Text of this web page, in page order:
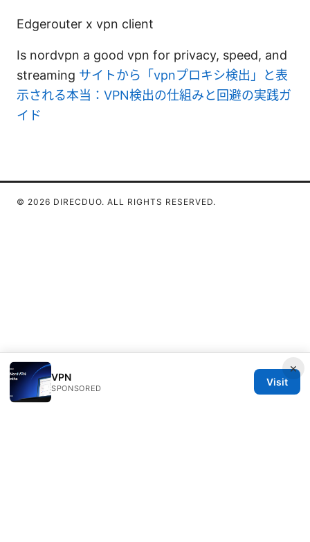
Edgerouter x vpn client
Is nordvpn a good vpn for privacy, speed, and
streaming サイトから「vpnプロキシ検出」と表
示される本当：VPN検出の仕組みと回避の実践ガ
イド
×
VPN
SPONSORED
Visit
© 2026 DIRECDUO. ALL RIGHTS RESERVED.